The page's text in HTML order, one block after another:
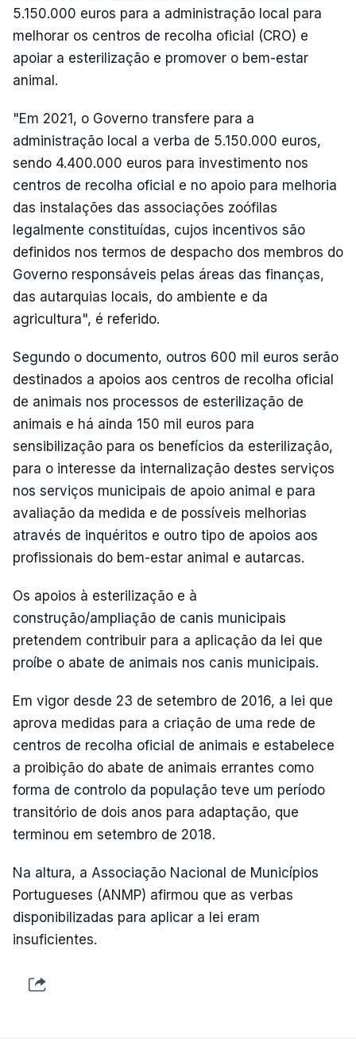
5.150.000 euros para a administração local para
melhorar os centros de recolha oficial (CRO) e
apoiar a esterilização e promover o bem-estar
animal.
"Em 2021, o Governo transfere para a
administração local a verba de 5.150.000 euros,
sendo 4.400.000 euros para investimento nos
centros de recolha oficial e no apoio para melhoria
das instalações das associações zoófilas
legalmente constituídas, cujos incentivos são
definidos nos termos de despacho dos membros do
Governo responsáveis pelas áreas das finanças,
das autarquias locais, do ambiente e da
agricultura", é referido.
Segundo o documento, outros 600 mil euros serão
destinados a apoios aos centros de recolha oficial
de animais nos processos de esterilização de
animais e há ainda 150 mil euros para
sensibilização para os benefícios da esterilização,
para o interesse da internalização destes serviços
nos serviços municipais de apoio animal e para
avaliação da medida e de possíveis melhorias
através de inquéritos e outro tipo de apoios aos
profissionais do bem-estar animal e autarcas.
Os apoios à esterilização e à
construção/ampliação de canis municipais
pretendem contribuir para a aplicação da lei que
proíbe o abate de animais nos canis municipais.
Em vigor desde 23 de setembro de 2016, a lei que
aprova medidas para a criação de uma rede de
centros de recolha oficial de animais e estabelece
a proibição do abate de animais errantes como
forma de controlo da população teve um período
transitório de dois anos para adaptação, que
terminou em setembro de 2018.
Na altura, a Associação Nacional de Municípios
Portugueses (ANMP) afirmou que as verbas
disponibilizadas para aplicar a lei eram
insuficientes.